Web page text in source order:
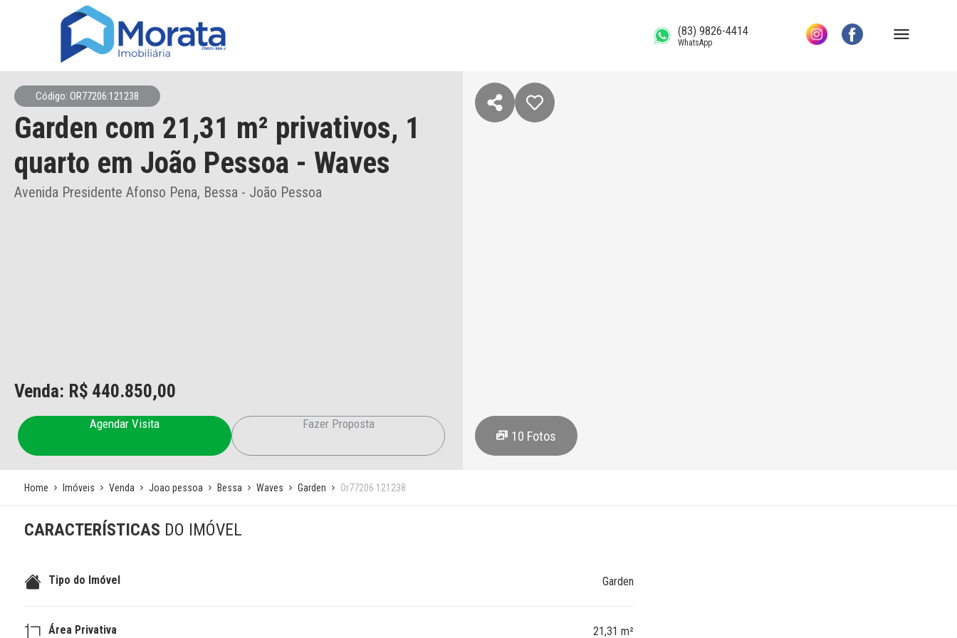
(83) 9826-4414
WhatsApp
Código: OR77206:121238
Garden com 21,31 m² privativos, 1
quarto em João Pessoa - Waves
Avenida Presidente Afonso Pena, Bessa - João Pessoa
Venda: R$ 440.850,00
Agendar Visita Fazer Proposta
10 Fotos
Home Imóveis Venda Joao pessoa Bessa Waves Garden Or77206 121238
CARACTERÍSTICAS DO IMÓVEL
Tipo do Imóvel Garden
Área Privativa 21,31 m²